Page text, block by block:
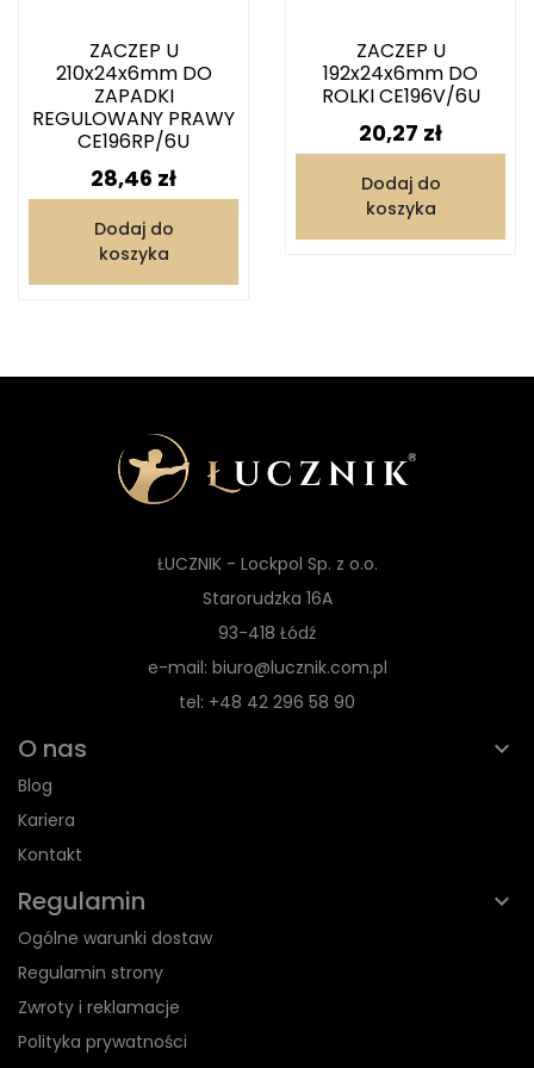
ZACZEP U
210x24x6mm DO
ZAPADKI
REGULOWANY PRAWY
CE196RP/6U
Cena
28,46 zł
Dodaj do
koszyka
ZACZEP U
192x24x6mm DO
ROLKI CE196V/6U
Cena
20,27 zł
Dodaj do
koszyka
ŁUCZNIK - Lockpol Sp. z o.o.
Starorudzka 16A
93-418 Łódź
e-mail: biuro@lucznik.com.pl
tel: +48 42 296 58 90
O nas
Blog
Kariera
Kontakt
Regulamin
Ogólne warunki dostaw
Regulamin strony
Zwroty i reklamacje
Polityka prywatności